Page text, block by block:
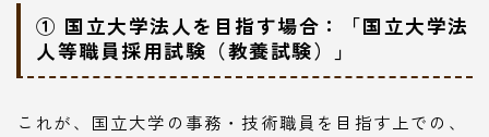
① 国立大学法人を目指す場合：「国立大学法
人等職員採用試験（教養試験）」
これが、国立大学の事務・技術職員を目指す上での、